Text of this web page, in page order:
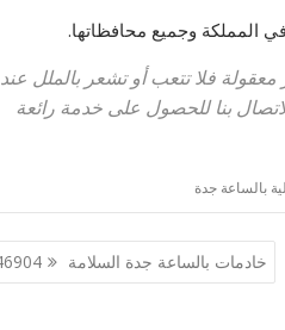
في المملكة وجميع محافظاتها.
فلا تتعب أو تشعر بالملل عند
بنا للحصول على خدمة رائعة
بالساعة جدة
خادمات بالساعة جدة السلامة 0562346904